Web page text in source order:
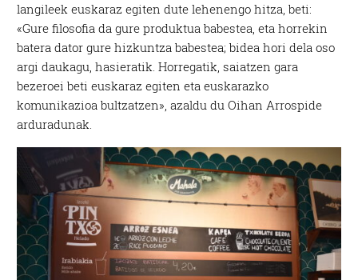
langileek euskaraz egiten dute lehenengo hitza, beti:
«Gure filosofia da gure produktua babestea, eta horrekin
batera dator gure hizkuntza babestea; bidea hori dela oso
argi daukagu, hasieratik. Horregatik, saiatzen gara
bezeroei beti euskaraz egiten eta euskarazko
komunikazioa bultzatzen», azaldu du Oihan Arrospide
arduradunak.